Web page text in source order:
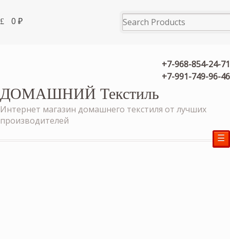
0 ₽
+7-968-854-24-71
+7-991-749-96-46
ДОМАШНИЙ Текстиль
Интернет магазин домашнего текстиля от лучших
производителей
☰